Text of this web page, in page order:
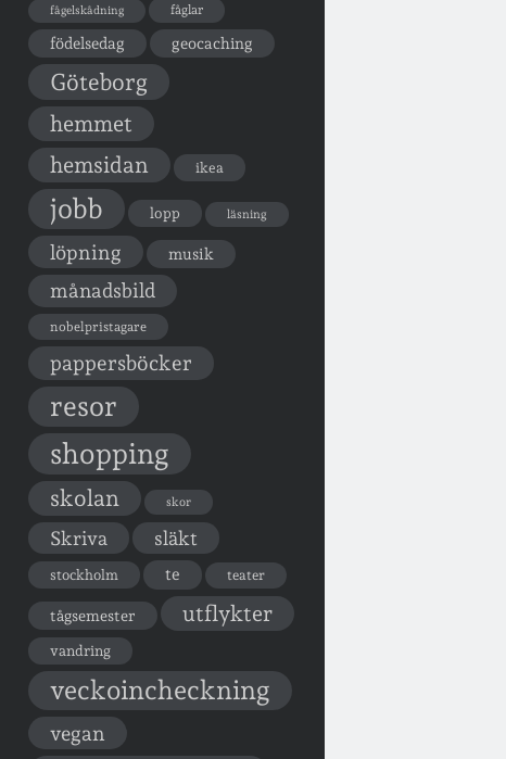
fågelskådning fåglar
födelsedag geocaching
Göteborg
hemmet
hemsidan
ikea
jobb lopp läsning
löpning musik
månadsbild
nobelpristagare
pappersböcker
resor
shopping
skolan skor
Skriva släkt
stockholm te teater
tågsemester utflykter
vandring
veckoincheckning
vegan